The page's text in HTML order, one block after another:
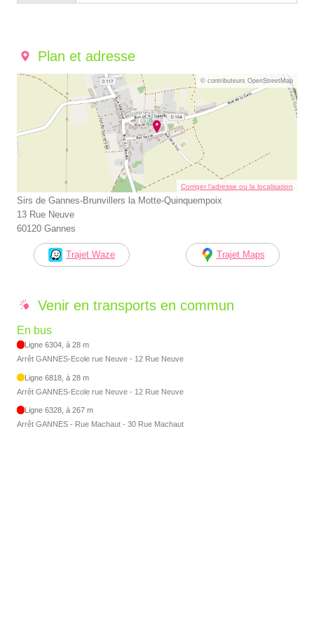
Plan et adresse
© contributeurs OpenStreetMap
Corriger l’adresse ou la localisation
Sirs de Gannes-Brunvillers la Motte-Quinquempoix
13 Rue Neuve
60120 Gannes
Trajet Waze Trajet Maps
Venir en transports en commun
En bus
Ligne 6304, à 28 m
Arrêt GANNES-Ecole rue Neuve - 12 Rue Neuve
Ligne 6818, à 28 m
Arrêt GANNES-Ecole rue Neuve - 12 Rue Neuve
Ligne 6328, à 267 m
Arrêt GANNES - Rue Machaut - 30 Rue Machaut